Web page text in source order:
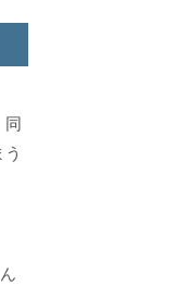
同